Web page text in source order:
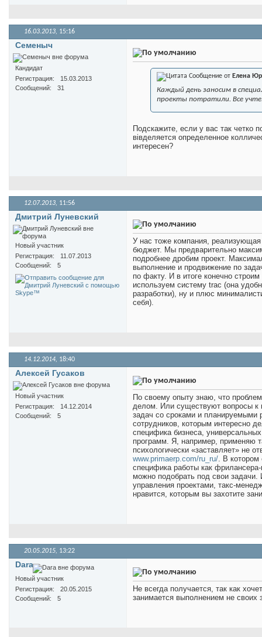
16.03.2013, 15:16
Семеныч
Кандидат
Регистрация
15.03.2013
Сообщений
31
Сообщение от Елена
Каждый день заносим в
проекты потратили. Все
Подскажите, если у вас так четко
вівделяется определенное
интересен?
12.07.2013, 11:56
Дмитрий Луневский
Новый участник
Регистрация
11.07.2013
Сообщений
5
У нас тоже компания, реализующая
бюджет. Мы предварительно
подробнее дробим проект.
выполнение и продвижение по
по факту. И в итоге конечно
используем систему trac (она
разработки), ну и плюс
себя).
14.12.2014, 18:40
Алексей Гусаков
Новый участник
Регистрация
14.12.2014
Сообщений
5
По своему опыту знаю, что
делом. Или существуют вопросы к
задач со сроками и планируемыми
сотрудников, которым интересно
специфика бизнеса,
программ. Я, например, применяю
психологически «заставляет» не
www.primaerp.com/ru_ru/ . В
специфика работы как
можно подобрать под свои
управления проектами, такс-
нравится, которым вы захотите
20.05.2015, 13:22
Dara
Новый участник
Регистрация
20.05.2015
Сообщений
5
Не всегда получается, так как
занимается выполнением не своих